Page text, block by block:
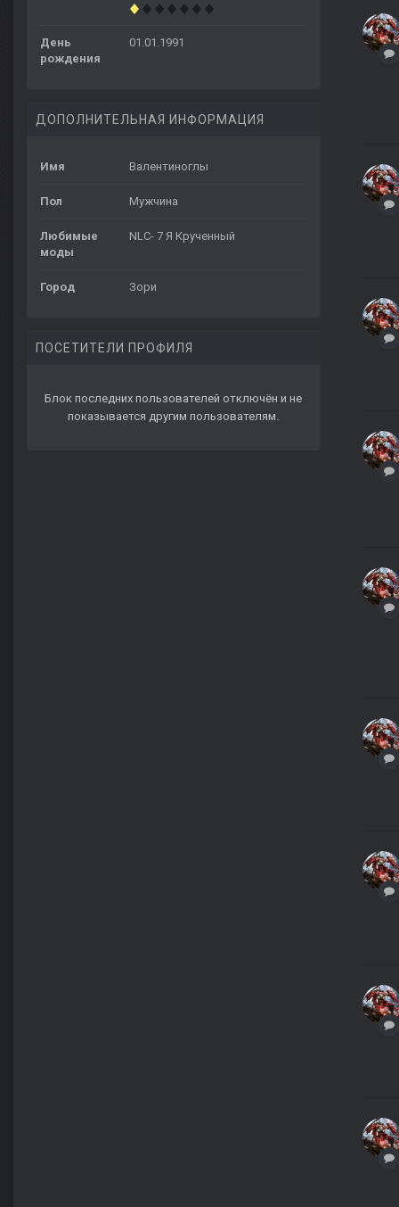
День
рождения
01.01.1991
ДОПОЛНИТЕЛЬНАЯ ИНФОРМАЦИЯ
Имя Валентиноглы
Пол Мужчина
Любимые
моды
NLC- 7 Я Крученный
Город Зори
ПОСЕТИТЕЛИ ПРОФИЛЯ
Блок последних пользователей отключён и не
показывается другим пользователям.